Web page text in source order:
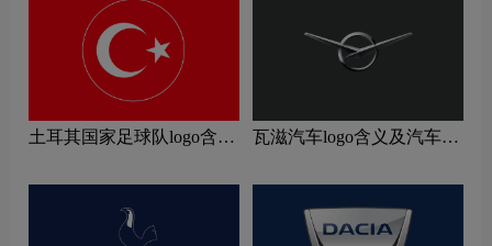
土耳其国家足球队logo含义
瓦滋汽车logo含义及汽车品